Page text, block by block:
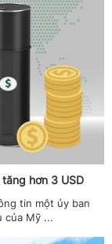
hơn 3 USD
tin một ủy ban
của Mỹ ...